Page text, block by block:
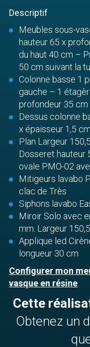
Descriptif
Meubles sous-
hauteur 65 x
du haut 40 cm –
50 cm suivant la
Colonne basse 1
gauche – 1
profondeur 35 cm
Dessus colonne
x épaisseur 1,5 cm.
Plan Largeur
Dosseret hauteur
ovale PMO-02
Mitigeurs lavabo
clac de Très
Siphons lavabo
Miroir Solo avec
mm. Largeur
Applique led
longueur 30 cm
Configurer mon
vasque en résine
Cette
Obtenez un